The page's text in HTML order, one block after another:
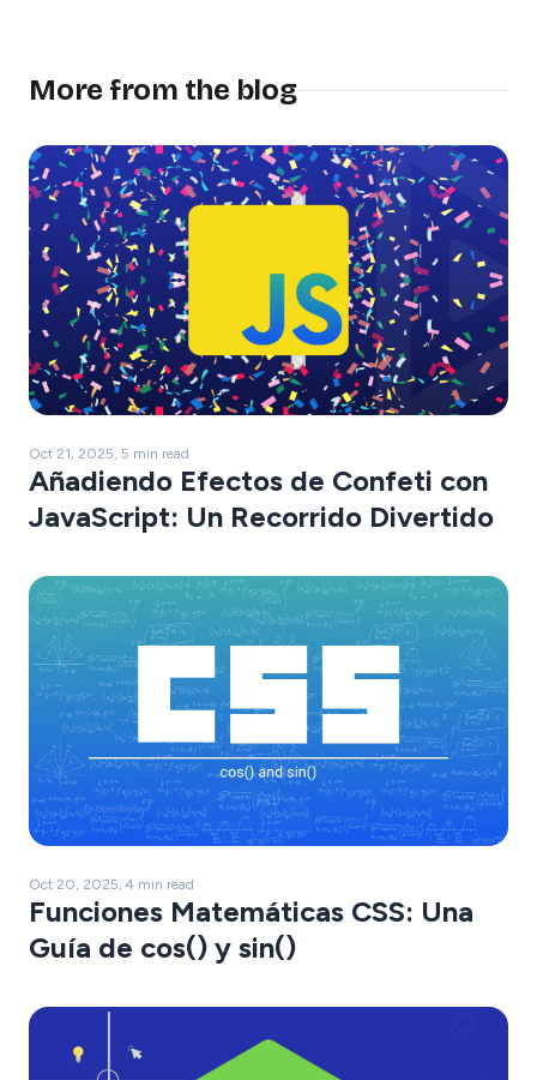
More from the blog
Oct 21, 2025, 5 min read
Añadiendo Efectos de Confeti con
JavaScript: Un Recorrido Divertido
Oct 20, 2025, 4 min read
Funciones Matemáticas CSS: Una
Guía de cos() y sin()